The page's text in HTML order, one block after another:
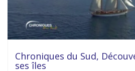
Chroniques du Sud,
ses îles